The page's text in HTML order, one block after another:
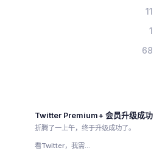
11
1
68
Twitter Premium+ 会员升级成功
折腾了一上午，终于升级成功了。
看Twitter，我需...